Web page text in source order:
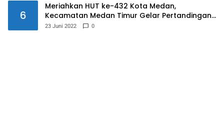
6
Meriahkan HUT ke-432 Kota Medan,
Kecamatan Medan Timur Gelar Pertandingan
Futsal
23 Juni 2022 0